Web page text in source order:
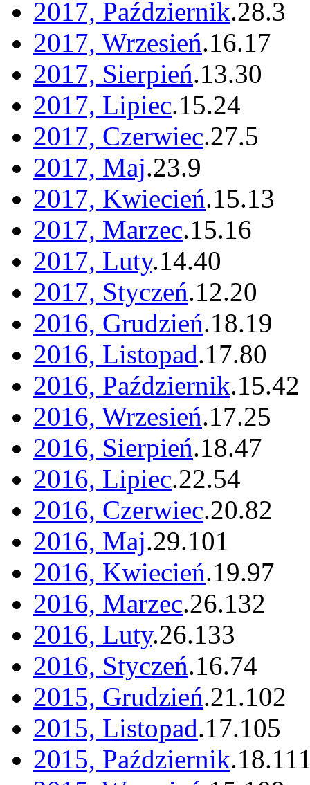
2017, Październik.28.3
2017, Wrzesień.16.17
2017, Sierpień.13.30
2017, Lipiec.15.24
2017, Czerwiec.27.5
2017, Maj.23.9
2017, Kwiecień.15.13
2017, Marzec.15.16
2017, Luty.14.40
2017, Styczeń.12.20
2016, Grudzień.18.19
2016, Listopad.17.80
2016, Październik.15.42
2016, Wrzesień.17.25
2016, Sierpień.18.47
2016, Lipiec.22.54
2016, Czerwiec.20.82
2016, Maj.29.101
2016, Kwiecień.19.97
2016, Marzec.26.132
2016, Luty.26.133
2016, Styczeń.16.74
2015, Grudzień.21.102
2015, Listopad.17.105
2015, Październik.18.